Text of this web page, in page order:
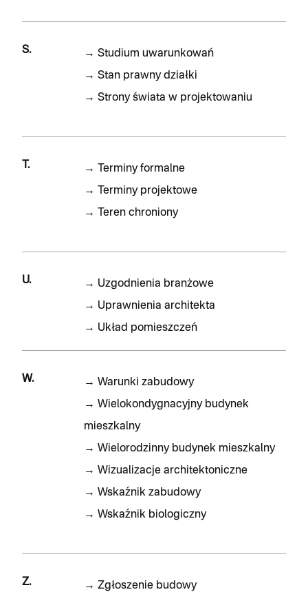
S. → Studium uwarunkowań
→ Stan prawny działki
→ Strony świata w projektowaniu
T. →
Terminy formalne
→
Terminy projektowe
→
Teren chroniony
U. → Uzgodnienia branżowe
→ Uprawnienia architekta
→ Układ pomieszczeń
W. → Warunki zabudowy
→ Wielokondygnacyjny budynek
mieszkalny
→ Wielorodzinny budynek mieszkalny
→ Wizualizacje architektoniczne
→ Wskaźnik zabudowy
→ Wskaźnik biologiczny
Z. → Zgłoszenie budowy